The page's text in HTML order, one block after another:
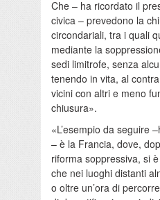
Che – ha ricordato il
civica – prevedono la
circondariali, tra i quali
mediante la
sedi limitrofe, senza
tenendo in vita, al
vicini con altri e meno
chiusura».
«L’esempio da seguire
– è la Francia, dove,
riforma soppressiva, si
che nei luoghi distanti
o oltre un’ora di